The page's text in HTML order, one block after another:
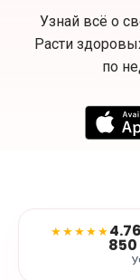
Узнай всё о
Расти
по
★★★★★4.76